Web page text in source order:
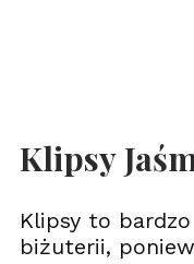
Klipsy
Klipsy to
biżuterii,